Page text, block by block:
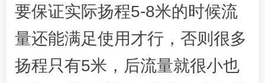
要保证实际扬程5-8米的时候流
量还能满足使用才行，否则很多
扬程只有5米，后流量就很小也